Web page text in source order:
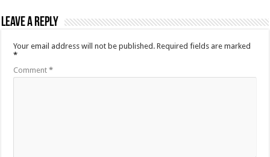
Leave a Reply
Your email address will not be published. Required fields are marked
*
Comment*